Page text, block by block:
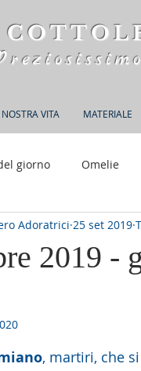
VITA MATERIALE
giorno Omelie
anni di Adorazione
2019 -
Adoratrici 25 set 2019
su 5.
, martiri, che